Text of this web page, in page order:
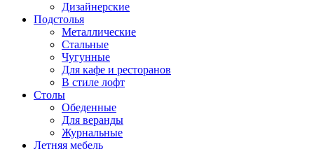
Дизайнерские
Подстолья
Металлические
Стальные
Чугунные
Для кафе и ресторанов
В стиле лофт
Столы
Обеденные
Для веранды
Журнальные
Летняя мебель